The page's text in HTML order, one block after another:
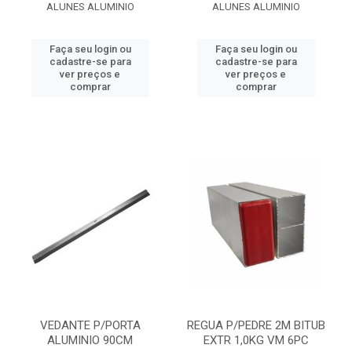
ALUNES ALUMINIO
Faça seu login ou
cadastre-se para
ver preços e
comprar
ALUNES ALUMINIO
Faça seu login ou
cadastre-se para
ver preços e
comprar
VEDANTE P/PORTA
ALUMINIO 90CM
REGUA P/PEDRE 2M BITUB
EXTR 1,0KG VM 6PC